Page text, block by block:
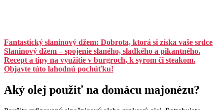
Fantastický slaninový džem: Dobrota, ktorá si získa vaše srdce
Slaninový džem – spojenie slaného, sladkého a pikantného.
Recept a tipy na využitie v burgroch, k syrom či steakom.
Objavte túto lahodnú pochúťku!
Aký olej použiť na domácu majonézu?